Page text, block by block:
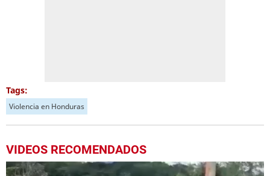
Tags:
Violencia en Honduras
VIDEOS RECOMENDADOS